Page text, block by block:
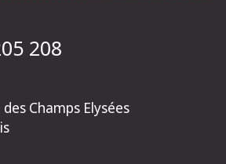
208
Champs Elysées